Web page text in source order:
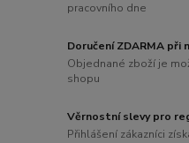
pracovního dne
Doručení ZDARMA při
Objednané zboží je
shopu
Věrnostní slevy pro
Přihlášení zákazníci